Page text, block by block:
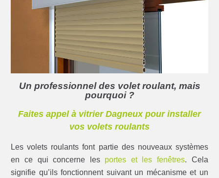
Un professionnel des volet roulant, mais
pourquoi ?
Faites appel à vitrier Dagneux pour installer
vos volets roulants
Les volets roulants font partie des nouveaux systèmes
en ce qui concerne les portes et les fenêtres. Cela
signifie qu’ils fonctionnent suivant un mécanisme et un